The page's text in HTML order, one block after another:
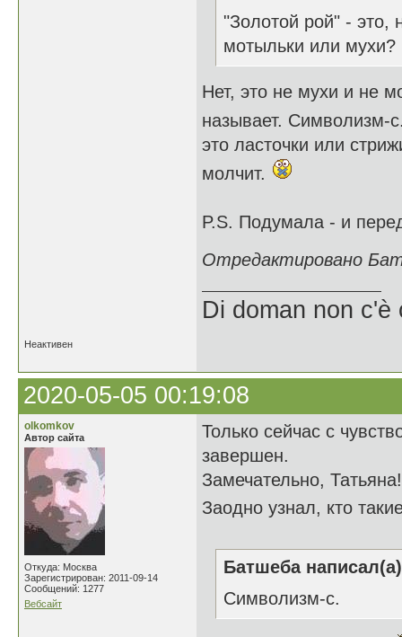
"Золотой рой" - это,
мотыльки или мухи?
Нет, это не мухи и не
называет. Символизм-
это ласточки или
молчит.
P.S. Подумала - и
Отредактировано
Di doman non c'è
Неактивен
2020-05-05 00:19:08
olkomkov
Автор сайта
Откуда: Москва
Зарегистрирован: 2011-09-14
Сообщений: 1277
Вебсайт
Только сейчас с
завершен.
Замечательно,
Заодно узнал, кто
Батшеба
Символизм-с.